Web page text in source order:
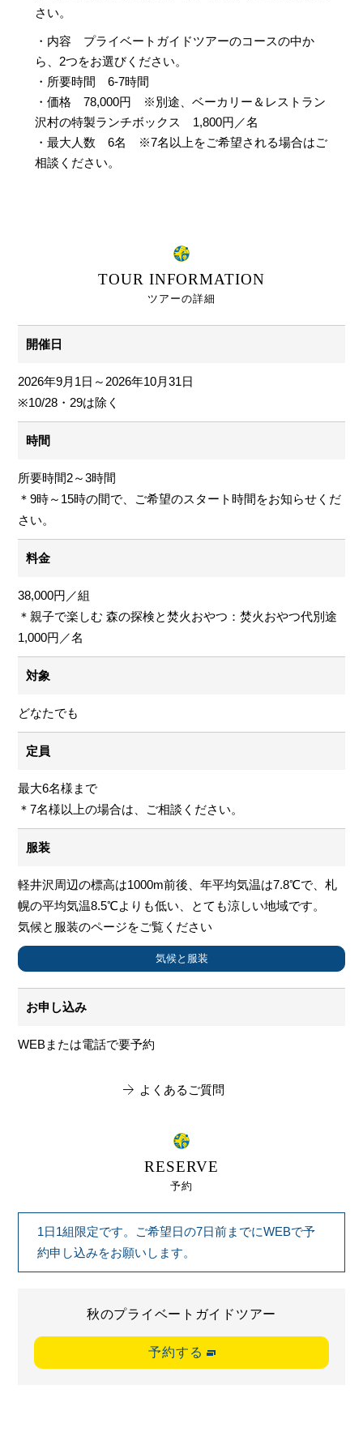
さい。
・内容 プライベートガイドツアーのコースの中か
ら、2つをお選びください。
・所要時間 6-7時間
・価格 78,000円 ※別途、ベーカリー＆レストラン
沢村の特製ランチボックス 1,800円／名
・最大人数 6名 ※7名以上をご希望される場合はご
相談ください。
TOUR INFORMATION
ツアーの詳細
開催日
2026年9月1日～2026年10月31日
※10/28・29は除く
時間
所要時間2～3時間
＊9時～15時の間で、ご希望のスタート時間をお知らせくだ
さい。
料金
38,000円／組
＊親子で楽しむ 森の探検と焚火おやつ：焚火おやつ代別途
1,000円／名
対象
どなたでも
定員
最大6名様まで
＊7名様以上の場合は、ご相談ください。
服装
軽井沢周辺の標高は1000m前後、年平均気温は7.8℃で、札
幌の平均気温8.5℃よりも低い、とても涼しい地域です。
気候と服装のページをご覧ください
気候と服装
お申し込み
WEBまたは電話で要予約
よくあるご質問
RESERVE
予約
1日1組限定です。ご希望日の7日前までにWEBで予
約申し込みをお願いします。
秋のプライベートガイドツアー
予約する